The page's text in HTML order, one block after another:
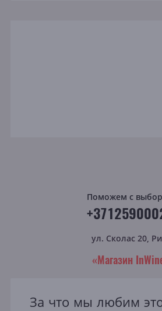
Поможем с
ул. Сколас 20,
«Магазин
За что мы любим